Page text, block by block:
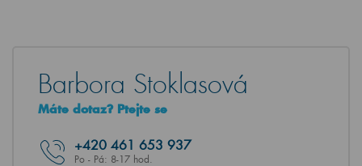
Barbora Stoklasová
Máte dotaz? Ptejte se
+420 461 653 937
Po - Pá: 8-17 hod.